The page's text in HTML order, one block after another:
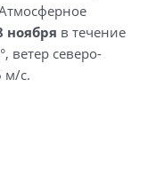
ноября в течение
ветер северо-
м/с.